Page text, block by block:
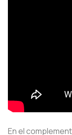
En el